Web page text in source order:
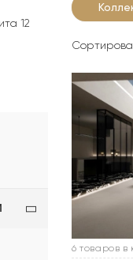
12
6 товаров в